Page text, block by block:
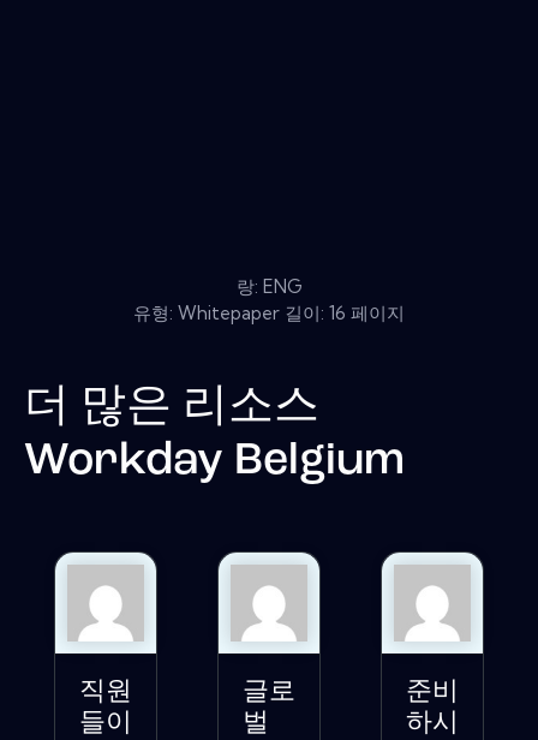
랑: ENG
유형: Whitepaper 길이: 16 페이지
더 많은 리소스
Workday Belgium
직원
들이
글로
벌
준비
하시